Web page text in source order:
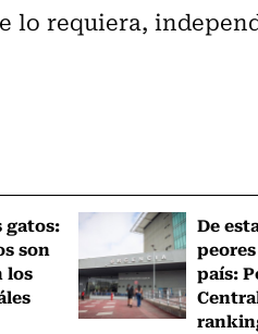
lo requiera,
gatos:
son
los
De
país: